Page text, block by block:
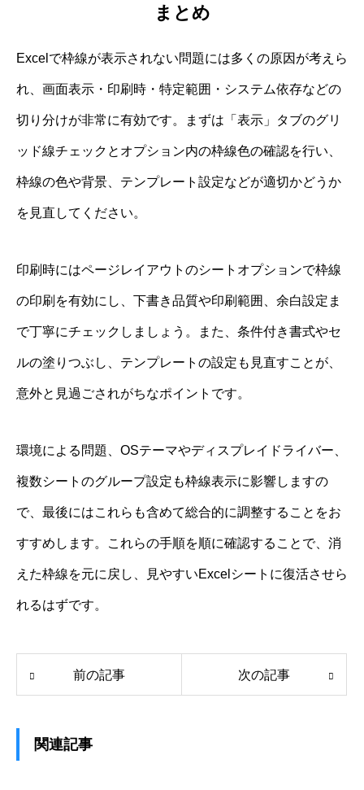
まとめ
Excelで枠線が表示されない問題には多くの原因が考えら
れ、画面表示・印刷時・特定範囲・システム依存などの
切り分けが非常に有効です。まずは「表示」タブのグリ
ッド線チェックとオプション内の枠線色の確認を行い、
枠線の色や背景、テンプレート設定などが適切かどうか
を見直してください。
印刷時にはページレイアウトのシートオプションで枠線
の印刷を有効にし、下書き品質や印刷範囲、余白設定ま
で丁寧にチェックしましょう。また、条件付き書式やセ
ルの塗りつぶし、テンプレートの設定も見直すことが、
意外と見過ごされがちなポイントです。
環境による問題、OSテーマやディスプレイドライバー、
複数シートのグループ設定も枠線表示に影響しますの
で、最後にはこれらも含めて総合的に調整することをお
すすめします。これらの手順を順に確認することで、消
えた枠線を元に戻し、見やすいExcelシートに復活させら
れるはずです。
前の記事 次の記事
関連記事